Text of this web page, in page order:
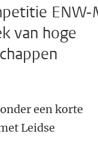
ENW-
van hoge
een korte
Leidse